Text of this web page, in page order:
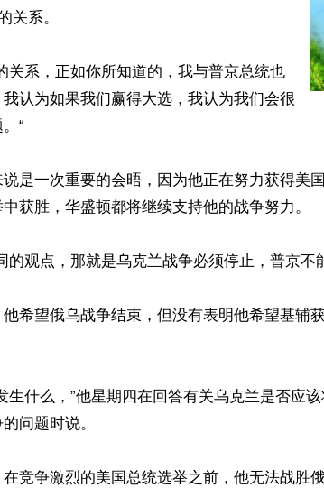
关系。
关系，正如你所知道的，我与普京总统也
认为如果我们赢得大选，我认为我们会很
“
是一次重要的会晤，因为他正在努力获得美
获胜，华盛顿都将继续支持他的战争努力。
的观点，那就是乌克兰战争必须停止，普京不
希望俄乌战争结束，但没有表明他希望基辅
生什么，”他星期四在回答有关乌克兰是否应
问题时说。
竞争激烈的美国总统选举之前，他无法战胜俄